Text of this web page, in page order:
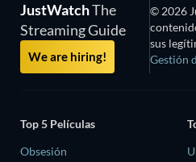
JustWatchThe
Streaming Guide
We are hiring!
© 2026
sus
Gestión
Top 5 Películas
Obsesión